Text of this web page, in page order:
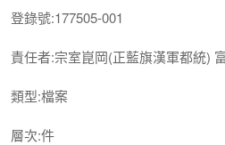
登錄號:177505-001
責任者:宗室崑岡(正藍旗漢軍都統)
類型:檔案
層次:件